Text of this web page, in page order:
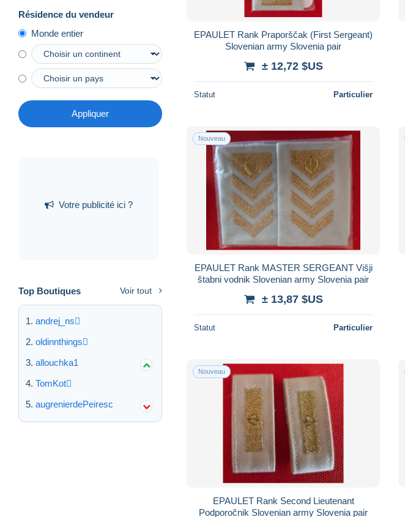
Résidence du vendeur
Monde entier
Appliquer
Votre publicité ici ?
Top Boutiques Voir tout
andrej_ns
oldinnthings
allouchka1
TomKot
augrenierdePeiresc
EPAULET Rank Praporščak (First Sergeant)
Slovenian army Slovenia pair
± 12,72 $US
Statut Particulier
Nouveau
EPAULET Rank MASTER SERGEANT Višji
štabni vodnik Slovenian army Slovenia pair
± 13,87 $US
Statut Particulier
Nouveau
EPAULET Rank Second Lieutenant
Podporočnik Slovenian army Slovenia pair